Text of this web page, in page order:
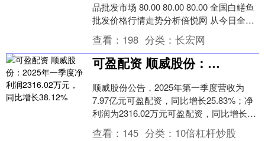
品批发市场 80.00 80.00 80.00 全国白鳝鱼
批发价格行情走势分析倍悦网 从今日全国
白鳝鱼批发市场价格上来....
查看： 198 分类： 长宏网
可盈配资 顺威股份：2025年一季度净利润2316.02万元，同比增长38.12%
顺威股份公告，2025年第一季度营收为
7.97亿元可盈配资，同比增长25.83%；净
利润为2316.02万元可盈配资，同比增长
38.12%。 可盈配资....
查看： 145 分类： 10倍杠杆炒股